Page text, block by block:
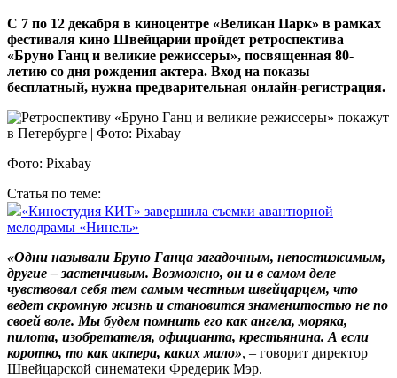
С 7 по 12 декабря в киноцентре «Великан Парк» в рамках
фестиваля кино Швейцарии пройдет ретроспектива
«Бруно Ганц и великие режиссеры», посвященная 80-
летию со дня рождения актера. Вход на показы
бесплатный, нужна предварительная онлайн-регистрация.
Фото: Pixabay
Статья по теме:
«Киностудия КИТ» завершила съемки авантюрной
мелодрамы «Нинель»
«Одни называли Бруно Ганца загадочным, непостижимым,
другие – застенчивым. Возможно, он и в самом деле
чувствовал себя тем самым честным швейцарцем, что
ведет скромную жизнь и становится знаменитостью не по
своей воле. Мы будем помнить его как ангела, моряка,
пилота, изобретателя, официанта, крестьянина. А если
коротко, то как актера, каких мало», – говорит директор
Швейцарской синематеки Фредерик Мэр.